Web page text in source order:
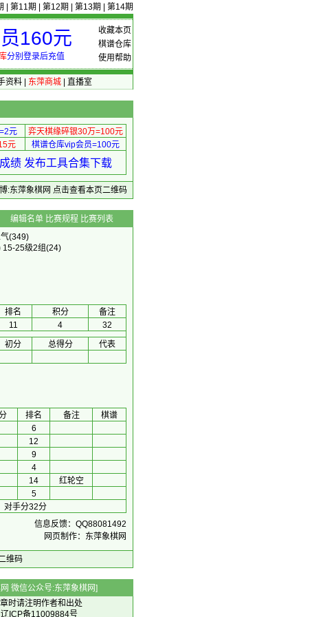
第11期 第12期 第13期 第14期
收藏本页
棋谱仓库
使用帮助
160元
分别登录后充值
资料| 东萍商城| 直播室
元
弈天棋缘碎银30万=100元
元 棋谱仓库vip会员=100元
绩 发布工具合集下载
:东萍象棋网 点击查看本页二维码
编辑名单 比赛规程 比赛列表
(349)
15-25级2组(24)
排名 积分
备注
11 4
32
初分 总得分 代表
排名 备注
棋谱
6
12
9
4
14
红轮空
5
对手分32分
信息反馈：QQ88081492
网页制作：东萍象棋网
维码
微信公众号:东萍象棋网]
时请注明作者和出处
ICP备11009884号